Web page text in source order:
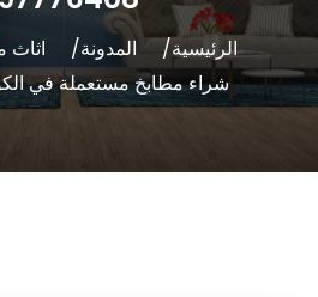
الرئيسية المدونة
اثاث
شراء مطابخ مستعملة في الكويت |